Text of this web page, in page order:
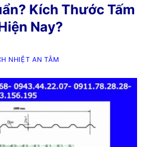
Kích Thước Tấm
Nay?
NHIỆT AN TÂM